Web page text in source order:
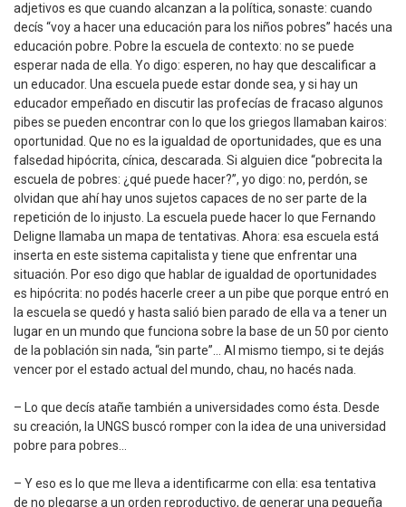
adjetivos es que cuando alcanzan a la política, sonaste: cuando
decís “voy a hacer una educación para los niños pobres” hacés una
educación pobre. Pobre la escuela de contexto: no se puede
esperar nada de ella. Yo digo: esperen, no hay que descalificar a
un educador. Una escuela puede estar donde sea, y si hay un
educador empeñado en discutir las profecías de fracaso algunos
pibes se pueden encontrar con lo que los griegos llamaban kairos:
oportunidad. Que no es la igualdad de oportunidades, que es una
falsedad hipócrita, cínica, descarada. Si alguien dice “pobrecita la
escuela de pobres: ¿qué puede hacer?”, yo digo: no, perdón, se
olvidan que ahí hay unos sujetos capaces de no ser parte de la
repetición de lo injusto. La escuela puede hacer lo que Fernando
Deligne llamaba un mapa de tentativas. Ahora: esa escuela está
inserta en este sistema capitalista y tiene que enfrentar una
situación. Por eso digo que hablar de igualdad de oportunidades
es hipócrita: no podés hacerle creer a un pibe que porque entró en
la escuela se quedó y hasta salió bien parado de ella va a tener un
lugar en un mundo que funciona sobre la base de un 50 por ciento
de la población sin nada, “sin parte”… Al mismo tiempo, si te dejás
vencer por el estado actual del mundo, chau, no hacés nada.
– Lo que decís atañe también a universidades como ésta. Desde
su creación, la UNGS buscó romper con la idea de una universidad
pobre para pobres…
– Y eso es lo que me lleva a identificarme con ella: esa tentativa
de no plegarse a un orden reproductivo, de generar una pequeña